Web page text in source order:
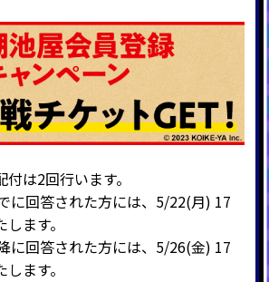
は2回行います。
に回答された方には、5/22(月) 17
ます。
に回答された方には、5/26(金) 17
ます。